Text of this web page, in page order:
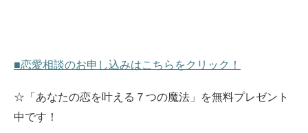
■恋愛相談のお申し込みはこちらをクリック！
☆「あなたの恋を叶える７つの魔法」を無料プレゼント
中です！